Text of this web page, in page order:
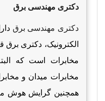
دکتری مهندسی برق
دکتری مهندسی برق
الکترونیک، دکتری
مخابرات است که
مخابرات میدان و
همچنین گرایش هوش